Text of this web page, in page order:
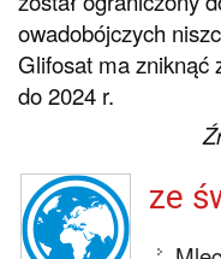
owadobójczych
Glifosat ma zniknąć
do 2024 r.
ze